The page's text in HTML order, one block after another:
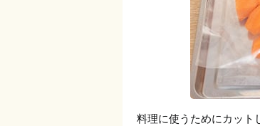
料理に使うためにカット